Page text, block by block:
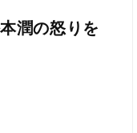
潤の怒りを